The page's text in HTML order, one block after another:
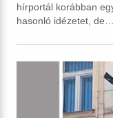
hírportál korábban
hasonló idézetet, de…